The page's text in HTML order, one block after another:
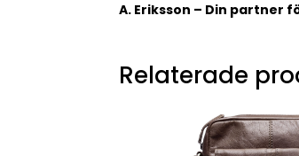
A. Eriksson – Din partner
Relaterade